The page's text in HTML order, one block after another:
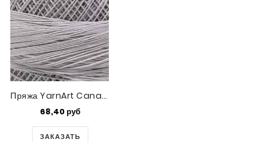
Пряжа YarnArt Canarias (4920)
68,40 руб
ЗАКАЗАТЬ